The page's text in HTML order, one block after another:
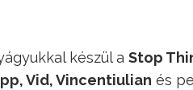
készül a Stop
Vid, Vincentiulian és